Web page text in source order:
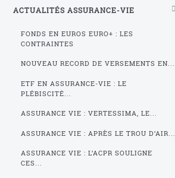
ACTUALITÉS ASSURANCE-VIE
FONDS EN EUROS EURO+ : LES
CONTRAINTES
NOUVEAU RECORD DE VERSEMENTS EN...
ETF EN ASSURANCE-VIE : LE
PLÉBISCITÉ...
ASSURANCE VIE : VERTESSIMA, LE...
ASSURANCE VIE : APRÈS LE TROU D’AIR...
ASSURANCE VIE : L’ACPR SOULIGNE
CES...